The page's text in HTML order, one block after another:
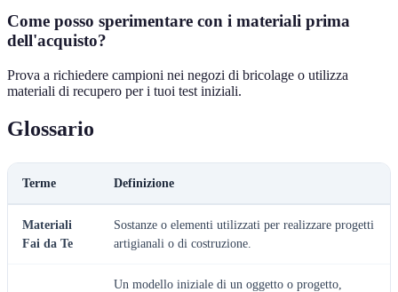
Come posso sperimentare con i materiali prima
dell'acquisto?
Prova a richiedere campioni nei negozi di bricolage o utilizza
materiali di recupero per i tuoi test iniziali.
Glossario
Terme Definizione
Materiali
Fai da Te
Sostanze o elementi utilizzati per realizzare progetti
artigianali o di costruzione.
Un modello iniziale di un oggetto o progetto,